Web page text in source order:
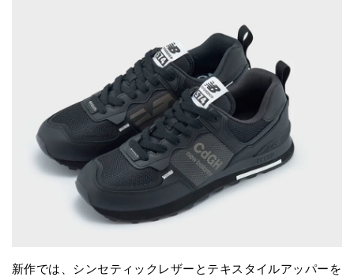
新作では、シンセティックレザーとテキスタイルアッパーを